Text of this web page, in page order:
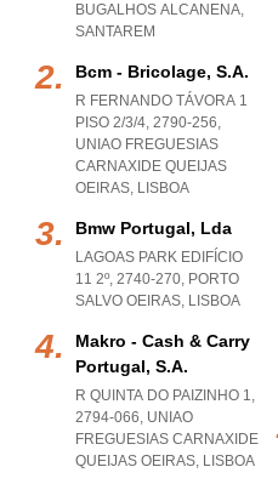
BUGALHOS ALCANENA,
SANTAREM
Bcm - Bricolage, S.a.
R FERNANDO TÁVORA 1
PISO 2/3/4, 2790-256,
UNIAO FREGUESIAS
CARNAXIDE QUEIJAS
OEIRAS, LISBOA
Bmw Portugal, Lda
LAGOAS PARK EDIFÍCIO
11 2º, 2740-270, PORTO
SALVO OEIRAS, LISBOA
Makro - Cash & Carry
Portugal, S.a.
R QUINTA DO PAIZINHO 1,
2794-066, UNIAO
FREGUESIAS CARNAXIDE
QUEIJAS OEIRAS, LISBOA